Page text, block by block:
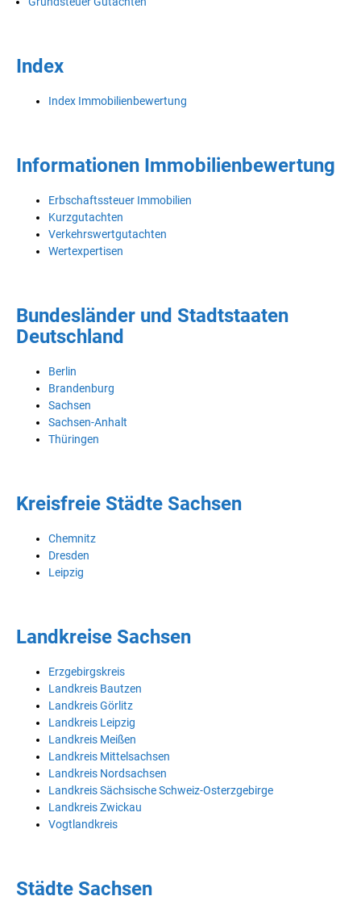
Index
Index Immobilienbewertung
Informationen Immobilienbewertung
Erbschaftssteuer Immobilien
Kurzgutachten
Verkehrswertgutachten
Wertexpertisen
Bundesländer und Stadtstaaten
Deutschland
Berlin
Brandenburg
Sachsen
Sachsen-Anhalt
Thüringen
Kreisfreie Städte Sachsen
Chemnitz
Dresden
Leipzig
Landkreise Sachsen
Erzgebirgskreis
Landkreis Bautzen
Landkreis Görlitz
Landkreis Leipzig
Landkreis Meißen
Landkreis Mittelsachsen
Landkreis Nordsachsen
Landkreis Sächsische Schweiz-Osterzgebirge
Landkreis Zwickau
Vogtlandkreis
Städte Sachsen